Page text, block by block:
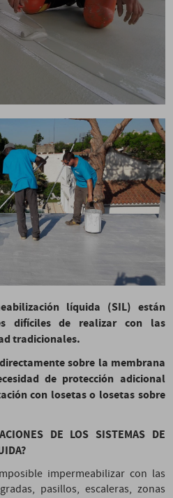
líquida (SIL) están
difíciles de realizar con las
tradicionales.
sobre la membrana
de protección adicional
con losetas o losetas sobre
DE LOS SISTEMAS DE
impermeabilizar con las
pasillos, escaleras, zonas